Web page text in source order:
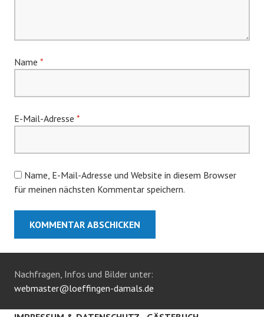
Name *
E-Mail-Adresse *
Name, E-Mail-Adresse und Website in diesem Browser
für meinen nächsten Kommentar speichern.
Nachfragen, Infos und Bilder unter:
webmaster@loeffingen-damals.de